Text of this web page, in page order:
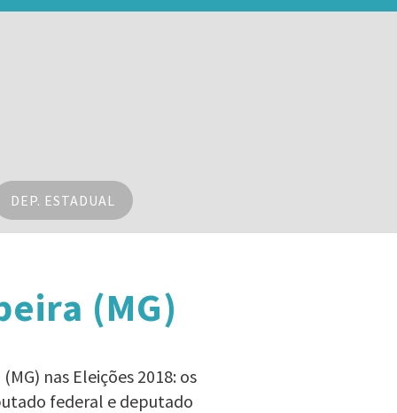
DEP. ESTADUAL
(MG)
nas Eleições 2018: os
federal e deputado